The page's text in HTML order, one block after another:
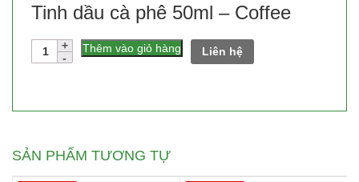
Tinh dầu cà phê 50ml – Coffee
Số
lượng
Thêm vào giỏ hàng Liên hệ
SẢN PHẨM TƯƠNG TỰ